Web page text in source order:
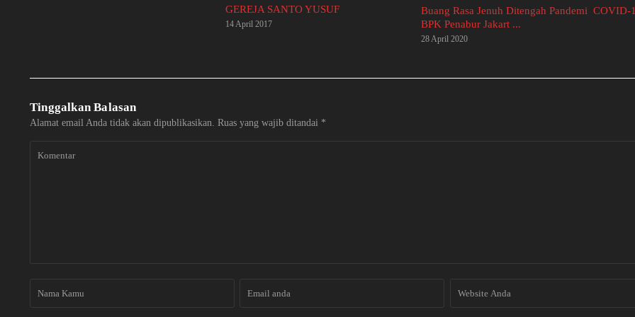
GEREJA SANTO YUSUF
14 April 2017
Buang Rasa Jenuh Ditengah Pandemi ​ COVID-
BPK Penabur Jakart ...
28 April 2020
Tinggalkan Balasan
Alamat email Anda tidak akan dipublikasikan. Ruas yang wajib ditandai *